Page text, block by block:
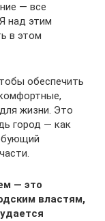
— все
над этим
в этом
обеспечить
жизни. Это
город — как
— это
властям,